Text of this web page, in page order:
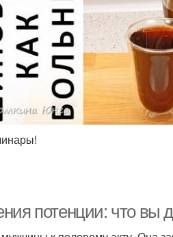
потенции: что вы